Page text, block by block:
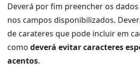
Deverá por fim preencher os
nos campos disponibilizados.
de carateres que pode incluir em
como deverá evitar caracteres
acentos.